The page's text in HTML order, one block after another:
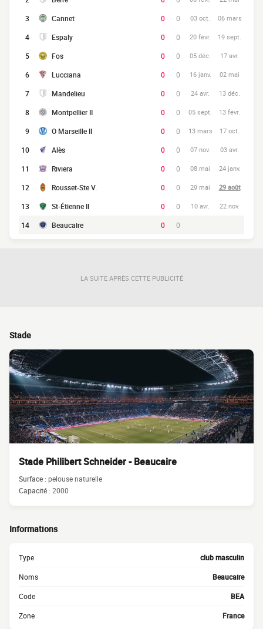
3 Cannet 0 0 03 oct. 06 mars
4 Espaly 0 0 20 févr. 19 sept.
5 Fos 0 0 05 déc. 17 avr.
6 Lucciana 0 0 16 janv. 02 mai
7 Mandelieu 0 0 24 avr. 13 déc.
8 Montpellier II 0 0 05 sept. 13 févr.
9 O Marseille II 0 0 13 mars 17 oct.
10 Alès 0 0 07 nov. 03 avr.
11 Riviera 0 0 08 mai 24 janv.
12 Rousset-Ste V. 0 0 29 mai 29 août
13 St-Étienne II 0 0 10 avr. 22 nov.
14 Beaucaire 0 0
LA SUITE APRÈS CETTE PUBLICITÉ
Stade
Stade Philibert Schneider - Beaucaire
Surface :pelouse naturelle
Capacité :2000
Informations
Type club masculin
Noms Beaucaire
Code BEA
Zone France